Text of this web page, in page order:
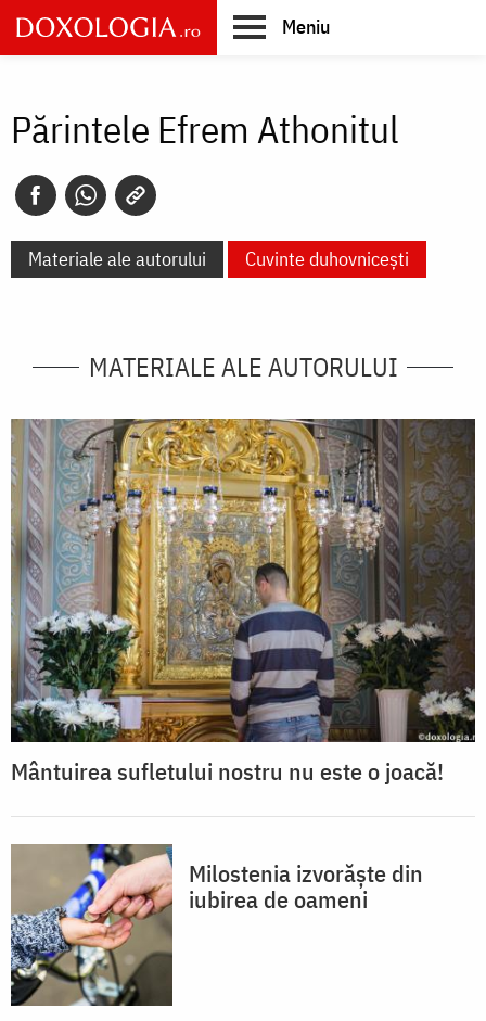
Skip
to
main
Meniu
Părintele Efrem Athonitul
Materiale ale autorului Cuvinte duhovnicești
MATERIALE ALE AUTORULUI
Mântuirea sufletului nostru nu este o joacă!
Milostenia izvorăște din
iubirea de oameni